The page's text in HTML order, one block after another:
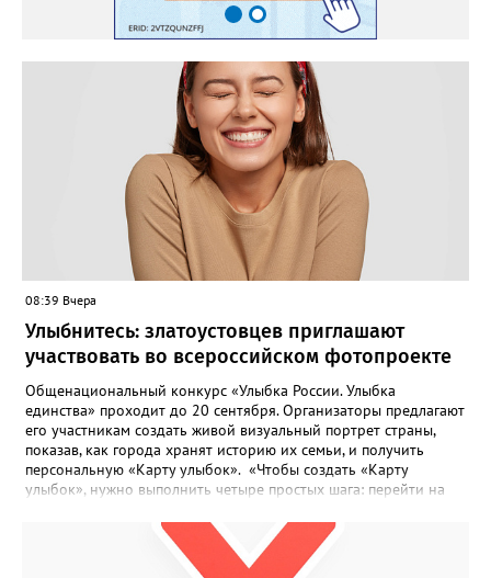
08:39 Вчера
Улыбнитесь: златоустовцев приглашают
участвовать во всероссийском фотопроекте
Общенациональный конкурс «Улыбка России. Улыбка
единства» проходит до 20 сентября. Организаторы предлагают
его участникам создать живой визуальный портрет страны,
показав, как города хранят историю их семьи, и получить
персональную «Карту улыбок». «Чтобы создать «Карту
улыбок», нужно выполнить четыре простых шага: перейти на
улыбок»; загрузить фотографию с улыбкой – подойдёт портрет
одного человека, пары, семьи или нескольких поколений в
одном кадре; отметить один или несколько городов,